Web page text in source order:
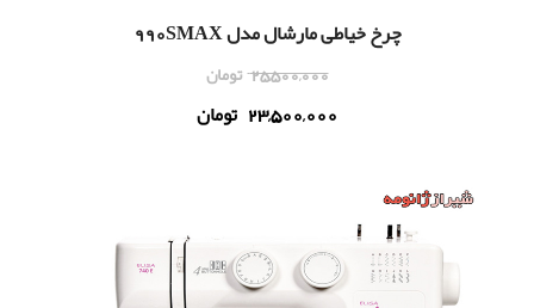
چرخ خیاطی مارشال مدل 990SMAX
25,500,000 تومان
23,500,000 تومان